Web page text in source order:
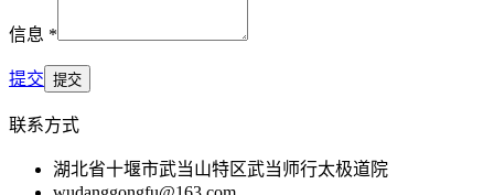
信息 *
提交
联系方式
湖北省十堰市武当山特区武当师行太极道院